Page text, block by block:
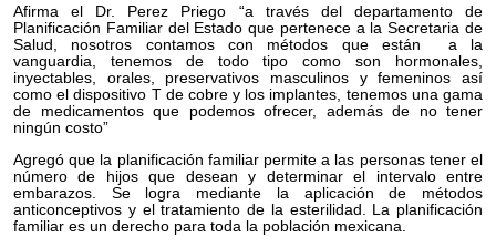
Afirma el Dr. Perez Priego “a través del departamento de
Planificación Familiar del Estado que pertenece a la Secretaria de
Salud, nosotros contamos con métodos que están a la
vanguardia, tenemos de todo tipo como son hormonales,
inyectables, orales, preservativos masculinos y femeninos así
como el dispositivo T de cobre y los implantes, tenemos una gama
de medicamentos que podemos ofrecer, además de no tener
ningún costo”
Agregó que la planificación familiar permite a las personas tener el
número de hijos que desean y determinar el intervalo entre
embarazos. Se logra mediante la aplicación de métodos
anticonceptivos y el tratamiento de la esterilidad. La planificación
familiar es un derecho para toda la población mexicana.